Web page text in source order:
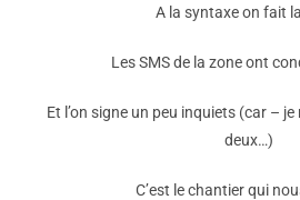
A la syntaxe on fait
Les SMS de la zone ont
Et l’on signe un peu inquiets (car –
deux…)
C’est le chantier qui